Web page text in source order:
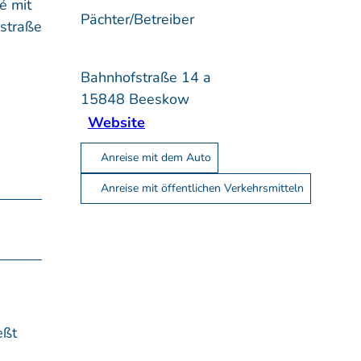
mit
Pächter/Betreiber
Bahnhofstraße 14 a
15848 Beeskow
Website
Anreise mit dem Auto
Anreise mit öffentlichen Verkehrsmitteln